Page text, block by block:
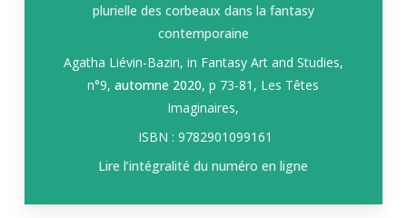
plurielle des corbeaux dans la fantasy
contemporaine
Agatha Liévin-Bazin, in Fantasy Art and Studies,
n°9,automne 2020, p 73-81, Les Têtes
Imaginaires,
ISBN : 9782901099161
Lire l’intégralité du numéro en ligne